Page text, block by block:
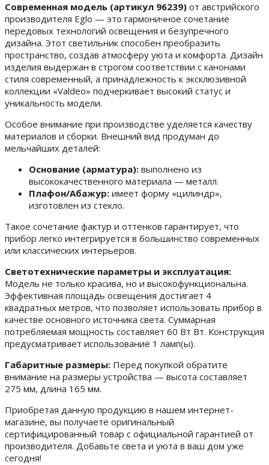
Современная модель (артикул 96239) от австрийского
производителя Eglo — это гармоничное сочетание
передовых технологий освещения и безупречного
дизайна. Этот светильник способен преобразить
пространство, создав атмосферу уюта и комфорта. Дизайн
изделия выдержан в строгом соответствии с канонами
стиля современный, а принадлежность к эксклюзивной
коллекции «Valdeo» подчеркивает высокий статус и
уникальность модели.
Особое внимание при производстве уделяется качеству
материалов и сборки. Внешний вид продуман до
мельчайших деталей:
Основание (арматура): выполнено из
высококачественного материала — металл.
Плафон/Абажур: имеет форму «цилиндр»,
изготовлен из стекло.
Такое сочетание фактур и оттенков гарантирует, что
прибор легко интегрируется в большинство современных
или классических интерьеров.
Светотехнические параметры и эксплуатация:
Модель не только красива, но и высокофункциональна.
Эффективная площадь освещения достигает 4
квадратных метров, что позволяет использовать прибор в
качестве основного источника света. Суммарная
потребляемая мощность составляет 60 Вт Вт. Конструкция
предусматривает использование 1 ламп(ы).
Габаритные размеры: Перед покупкой обратите
внимание на размеры устройства — высота составляет
275 мм, длина 165 мм.
Приобретая данную продукцию в нашем интернет-
магазине, вы получаете оригинальный
сертифицированный товар с официальной гарантией от
производителя. Добавьте света и уюта в ваш дом уже
сегодня!